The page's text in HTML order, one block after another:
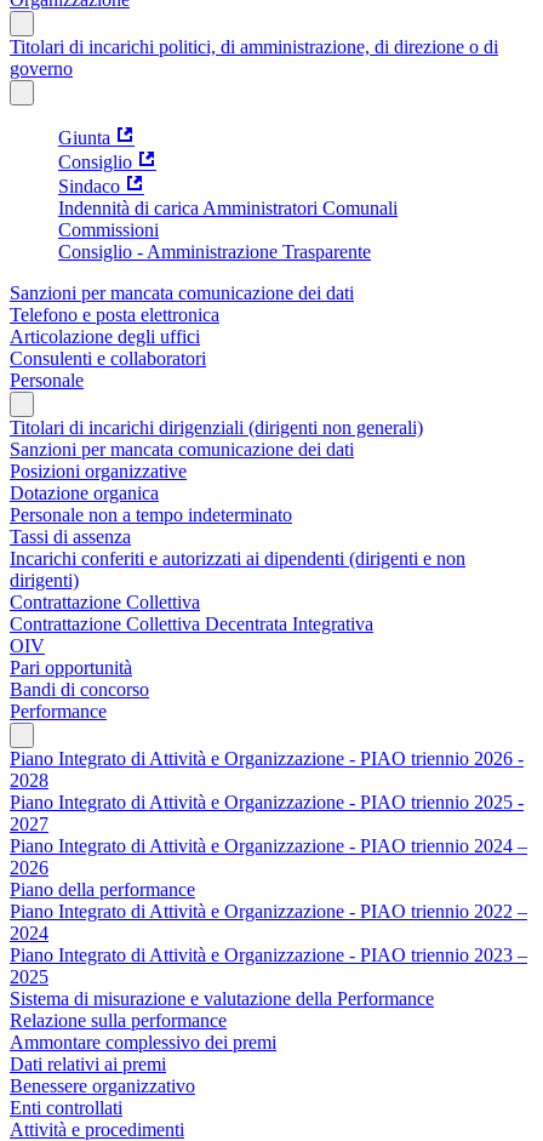
Titolari di incarichi politici, di amministrazione, di direzione o di
governo
Giunta
Consiglio
Sindaco
Indennità di carica Amministratori Comunali
Commissioni
Consiglio - Amministrazione Trasparente
Sanzioni per mancata comunicazione dei dati
Telefono e posta elettronica
Articolazione degli uffici
Consulenti e collaboratori
Personale
Titolari di incarichi dirigenziali (dirigenti non generali)
Sanzioni per mancata comunicazione dei dati
Posizioni organizzative
Dotazione organica
Personale non a tempo indeterminato
Tassi di assenza
Incarichi conferiti e autorizzati ai dipendenti (dirigenti e non
dirigenti)
Contrattazione Collettiva
Contrattazione Collettiva Decentrata Integrativa
OIV
Pari opportunità
Bandi di concorso
Performance
Piano Integrato di Attività e Organizzazione - PIAO triennio 2026 -
2028
Piano Integrato di Attività e Organizzazione - PIAO triennio 2025 -
2027
Piano Integrato di Attività e Organizzazione - PIAO triennio 2024 –
2026
Piano della performance
Piano Integrato di Attività e Organizzazione - PIAO triennio 2022 –
2024
Piano Integrato di Attività e Organizzazione - PIAO triennio 2023 –
2025
Sistema di misurazione e valutazione della Performance
Relazione sulla performance
Ammontare complessivo dei premi
Dati relativi ai premi
Benessere organizzativo
Enti controllati
Attività e procedimenti